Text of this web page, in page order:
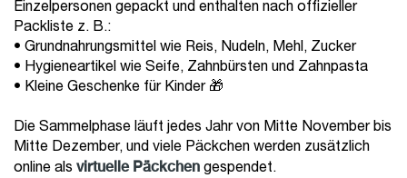
Einzelpersonen gepackt und enthalten nach offizieller
Packliste z. B.:
• Grundnahrungsmittel wie Reis, Nudeln, Mehl, Zucker
• Hygieneartikel wie Seife, Zahnbürsten und Zahnpasta
• Kleine Geschenke für Kinder 🎁
Die Sammelphase läuft jedes Jahr von Mitte November bis
Mitte Dezember, und viele Päckchen werden zusätzlich
online als virtuelle Päckchen gespendet.